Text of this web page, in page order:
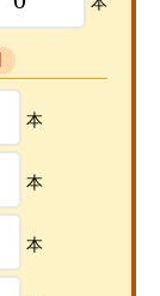
本
本
本